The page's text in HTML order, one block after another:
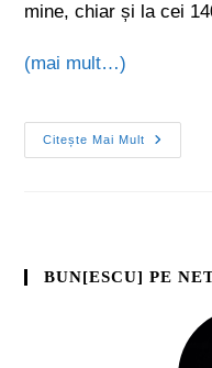
mine, chiar și la cei
(mai mult…)
Citește Mai Mult
BUN[ESCU] PE